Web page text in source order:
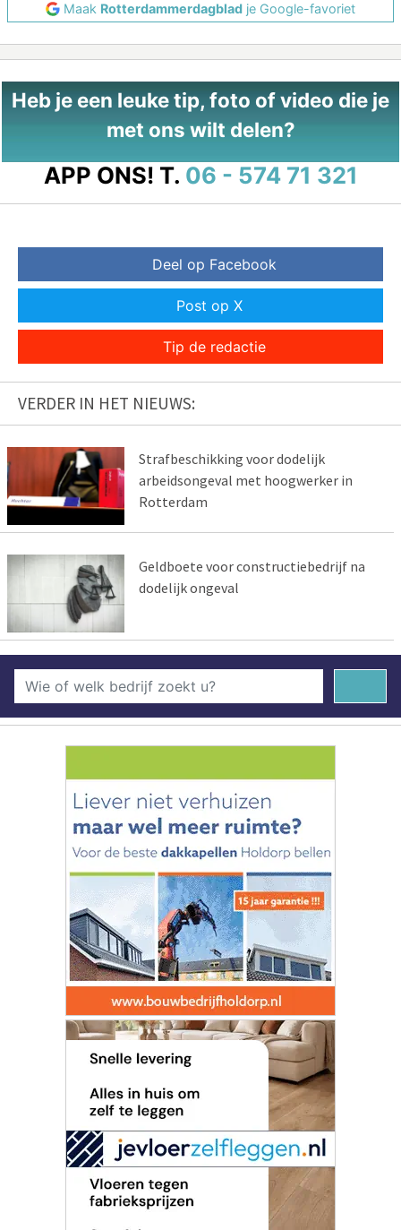
Maak Rotterdammerdagblad je Google-favoriet
Heb je een leuke tip, foto of video die je
met ons wilt delen?
APP ONS! T. 06 - 574 71 321
Deel op Facebook
Post op X
Tip de redactie
VERDER IN HET NIEUWS:
Strafbeschikking voor dodelijk
arbeidsongeval met hoogwerker in
Rotterdam
Geldboete voor constructiebedrijf na
dodelijk ongeval